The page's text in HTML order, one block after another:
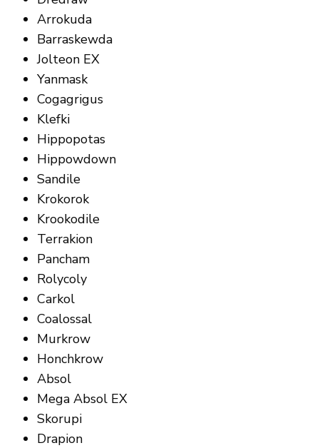
Arrokuda
Barraskewda
Jolteon EX
Yanmask
Cogagrigus
Klefki
Hippopotas
Hippowdown
Sandile
Krokorok
Krookodile
Terrakion
Pancham
Rolycoly
Carkol
Coalossal
Murkrow
Honchkrow
Absol
Mega Absol EX
Skorupi
Drapion